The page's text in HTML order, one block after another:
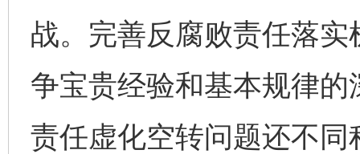
战。完善反腐败责任落
争宝贵经验和基本规律
责任虚化空转问题还不